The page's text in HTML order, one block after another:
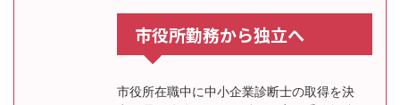
市役所勤務から独立へ
市役所在職中に中小企業診断士の取得を決